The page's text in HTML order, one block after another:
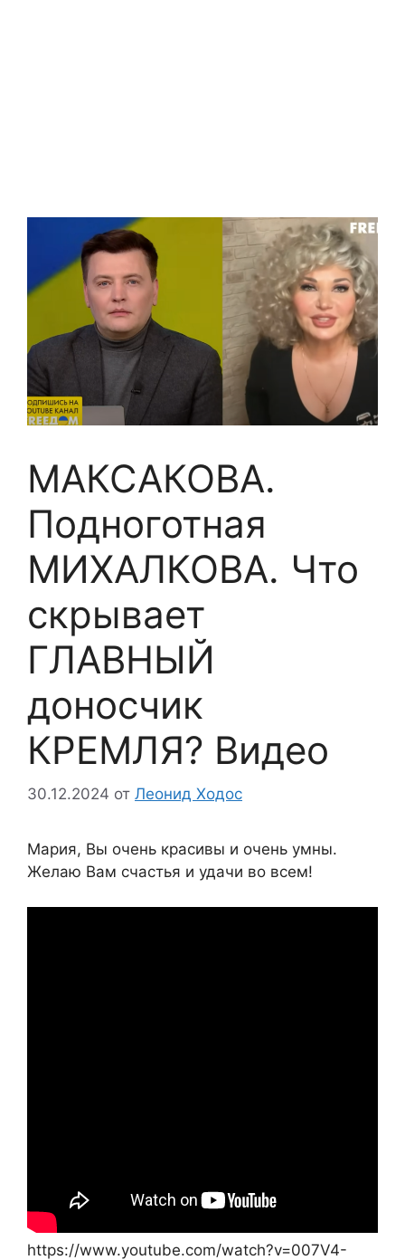
МАКСАКОВА.
Подноготная
МИХАЛКОВА. Что
скрывает
ГЛАВНЫЙ
доносчик
КРЕМЛЯ? Видео
30.12.2024 от Леонид Ходос
Мария, Вы очень красивы и очень умны.
Желаю Вам счастья и удачи во всем!
https://www.youtube.com/watch?v=007V4-